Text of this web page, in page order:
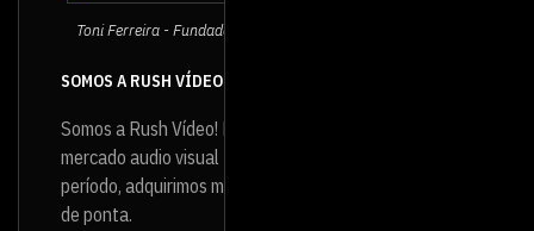
Toni Ferreira - Fundador e Diretor da Rush Vídeo
SOMOS A RUSH VÍDEO
Somos a Rush Vídeo! Produtora de vídeo que atua no
mercado audio visual
período, adquirimos muita experiência e infraestrutura
de ponta.